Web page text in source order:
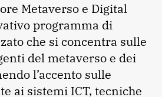
Metaverso e Digital
programma di
che si concentra sulle
del metaverso e dei
l’accento sulle
ai sistemi ICT, tecniche